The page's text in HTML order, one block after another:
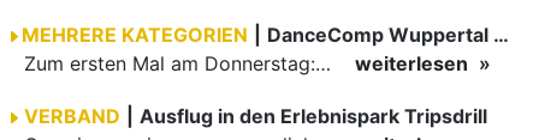
MEHRERE KATEGORIEN
DanceComp Wuppertal 2026
Zum ersten Mal am Donnerstag: erster Tag der danceComp
weiterlesen
VERBAND
Ausflug in den Erlebnispark Tripsdrill